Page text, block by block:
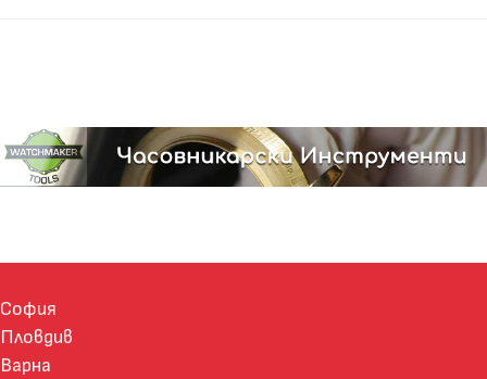
София
Пловдив
Варна